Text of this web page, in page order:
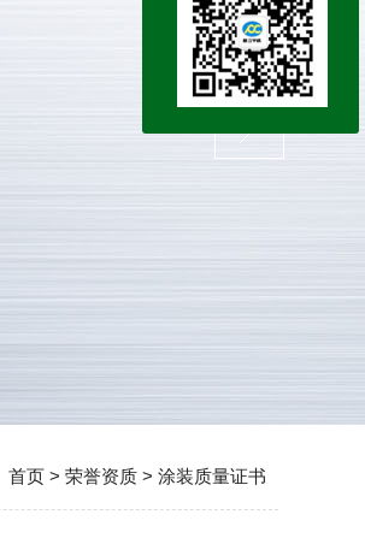
首页 > 荣誉资质 > 涂装质量证书